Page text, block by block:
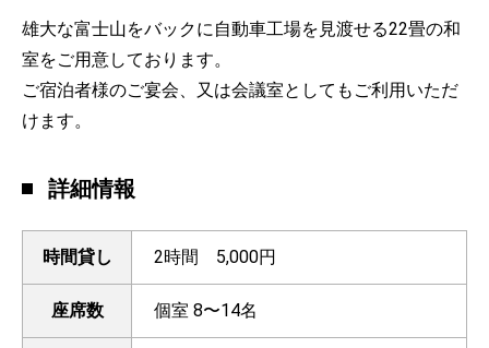
雄大な富士山をバックに自動車工場を見渡せる22畳の和
室をご用意しております。
ご宿泊者様のご宴会、又は会議室としてもご利用いただ
けます。
詳細情報
時間貸し 2時間 5,000円
座席数 個室 8〜14名